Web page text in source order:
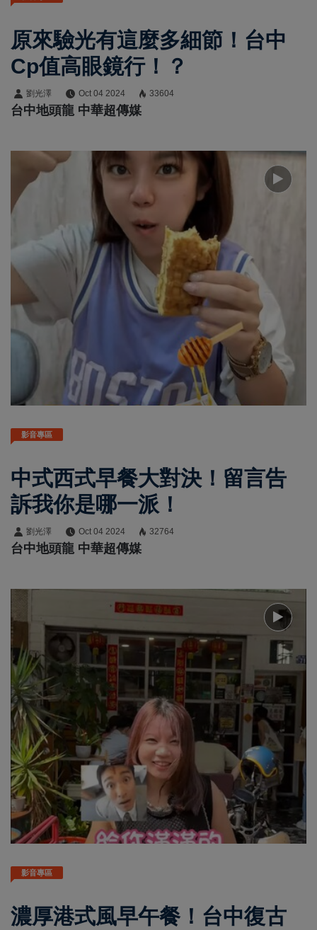
原來驗光有這麼多細節！台中
Cp值高眼鏡行！？
劉光澤 Oct 04 2024 33604
台中地頭龍 中華超傳媒
影音專區
中式西式早餐大對決！留言告
訴我你是哪一派！
劉光澤 Oct 04 2024 32764
台中地頭龍 中華超傳媒
影音專區
濃厚港式風早午餐！台中復古